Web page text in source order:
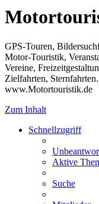
GPS-Touren,
Motor-Touristik,
Vereine,
Zielfahrten,
www.Motortouristik.de
Zum Inhalt
Schnellzugriff
Aktive
Suche